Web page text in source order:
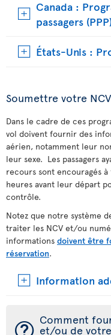
Canada :
passagers
États-Unis :
Soumettre votre
Dans le cadre de ces
vol doivent fournir des
aérien, notamment leur
leur sexe. Les passagers
recours sont encouragés
heures avant leur départ
contrôle.
Notez que notre système
traiter les NCV et/ou
informations doivent être
réservation.
Information
Comment
et/ou de